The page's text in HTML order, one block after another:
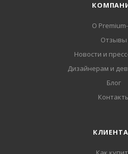
О
Отзывы
Новости и
Дизайнерам и
Блог